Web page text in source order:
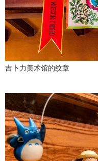
吉卜力美术馆的纹章